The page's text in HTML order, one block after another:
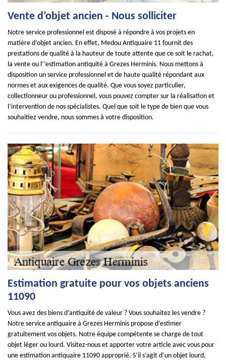
Vente d’objet ancien - Nous solliciter
Notre service professionnel est disposé à répondre à vos projets en
matière d’objet ancien. En effet, Medou Antiquaire 11 fournit des
prestations de qualité à la hauteur de toute attente que ce soit le rachat,
la vente ou l’’estimation antiquité à Grezes Herminis. Nous mettons à
disposition un service professionnel et de haute qualité répondant aux
normes et aux exigences de qualité. Que vous soyez particulier,
collectionneur ou professionnel, vous pouvez compter sur la réalisation et
l’intervention de nos spécialistes. Quel que soit le type de bien que vous
souhaitiez vendre, nous sommes à votre disposition.
Estimation gratuite pour vos objets anciens
11090
Vous avez des biens d’antiquité de valeur ? Vous souhaitez les vendre ?
Notre service antiquaire à Grezes Herminis propose d’estimer
gratuitement vos objets. Notre équipe compétente se charge de tout
objet léger ou lourd. Visitez-nous et apporter votre article avec vous pour
une estimation antiquaire 11090 approprié. S’il s’agit d’un objet lourd,